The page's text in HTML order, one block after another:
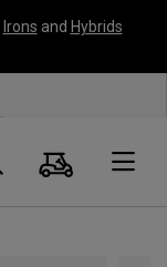
Irons and Hybrids
Suche